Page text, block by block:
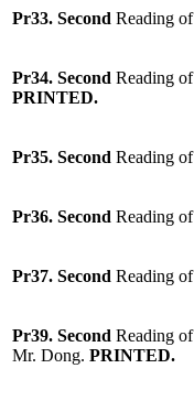
Pr33. Second Reading
Pr34. Second Reading
PRINTED.
Pr35. Second Reading
Pr36. Second Reading
Pr37. Second Reading
Pr39. Second Reading
Mr. Dong. PRINTED.